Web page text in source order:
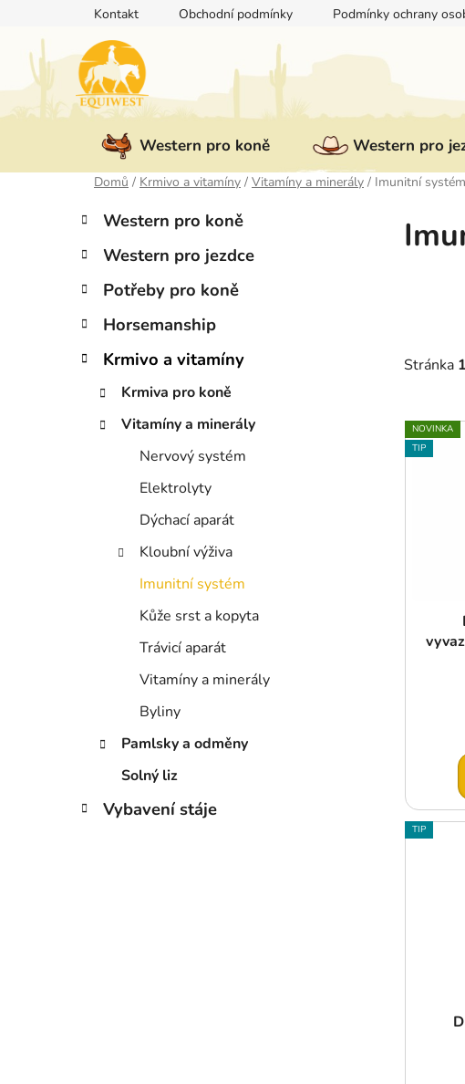
obsah
Kontakt Obchodní podmínky Podmínky ochrany
Western pro koně Western pro
Domů / Krmivo a vitamíny / Vitamíny a minerály / Imunitní systém
P
s
t
a
n
Přeskočit
kategorie
K
a
g
e
Western pro koně
Western pro jezdce
Potřeby pro koně
Horsemanship
Krmivo a vitamíny
Krmiva pro koně
Vitamíny a minerály
Nervový systém
Elektrolyty
Dýchací aparát
Kloubní výživa
Imunitní systém
Kůže srst a kopyta
Trávicí aparát
Vitamíny a minerály
Byliny
Pamlsky a odměny
Solný liz
Vybavení stáje
Stránka 1
V
ý
NOVINKA
TIP
TIP